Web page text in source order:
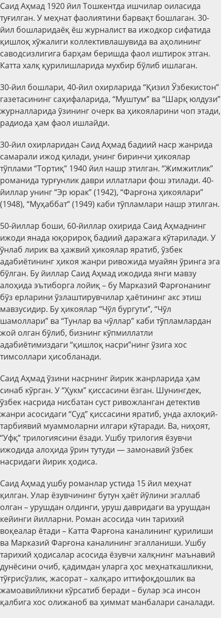
Саид Аҳмад 1920 йил Тошкентда ишчилар оиласида
туғилган. У меҳнат фаолиятини барвақт бошлаган. 30-
йил бошларидаёқ ёш журналист ва ижодкор сифатида
қишлоқ хўжалиги коллективлашувида ва аҳолининг
саводсизлигига барҳам беришда фаол иштирок этган.
Катта халқ қурилишларида мухбир бўлиб ишлаган.
30-йил бошлари, 40-йил охирларида “Қизил Ўзбекистон”
газетасининг саҳифаларида, “Муштум” ва “Шарқ юлдузи”
журналларида ўзининг очерк ва ҳикояларини чоп этади,
радиода ҳам фаол ишлайди.
30-йил охирларидан Саид Аҳмад бадиий наср жанрида
самарали ижод қилади, унинг биринчи ҳикоялар
тўплами “Тортиқ” 1940 йил нашр этилган. “Жимжитлик”
романида турғунлик даври иллатлари фош этилади. 40-
йиллар унинг “Эр юрак” (1942), “Фарғона ҳикоялари”
(1948), “Муҳаббат” (1949) каби тўпламлари нашр этилган.
50-йиллар боши, 60-йиллар охирида Саид Аҳмаднинг
ижоди янада юқорироқ бадиий даражага кўтарилади. У
ўнлаб лирик ва ҳажвий ҳикоялар яратиб, ўзбек
адабиётининг ҳикоя жанри ривожида муайян ўринга эга
бўлган. Бу йиллар Саид Аҳмад ижодида янги мавзу
алоҳида эътиборга лойиқ – бу Марказий Фарғонанинг
бўз ерларини ўзлаштирувчилар ҳаётининг акс этиш
мавзусидир. Бу ҳикоялар “Чўл бургути”, “Чўл
шамоллари” ва “Тунлар ва чўллар” каби тўпламлардан
жой олган бўлиб, бизнинг кўпмиллатли
адабиётимиздаги “қишлоқ насри”нинг ўзига хос
тимсоллари ҳисобланади.
Саид Аҳмад ўзини насрнинг йирик жанрларида ҳам
синаб кўрган. У “Ҳукм” қиссасини ёзган. Шунингдек,
ўзбек насрида нисбатан суст ривожланган детектив
жанри асосидаги “Суд” қиссасини яратиб, унда ахлоқий-
тарбиявий муаммоларни илгари кўтаради. Ва, ниҳоят,
“Уфқ” трилогиясини ёзади. Ушбу трилогия ёзувчи
ижодида алоҳида ўрин тутуди — замонавий ўзбек
насридаги йирик ҳодиса.
Саид Аҳмад ушбу романлар устида 15 йил меҳнат
қилган. Улар ёзувчининг бутун ҳаёт йўлини эгаллаб
олган – урушдан олдинги, уруш давридаги ва урушдан
кейинги йилларни. Роман асосида чин тарихий
воқеалар ётади – Катта Фарғона каналининг қурилиши
ва Марказий Фарғона каналининг эгалланиши. Ушбу
тарихий ҳодисалар асосида ёзувчи халқнинг маънавий
дунёсини очиб, қадимдан уларга ҳос меҳнаткашликни,
тўғрисўзлик, жасорат – халқаро иттифоқдошлик ва
жамоавийликни кўрсатиб беради – булар эса инсон
қалбига хос олижаноб ва ҳиммат манбалари саналади.